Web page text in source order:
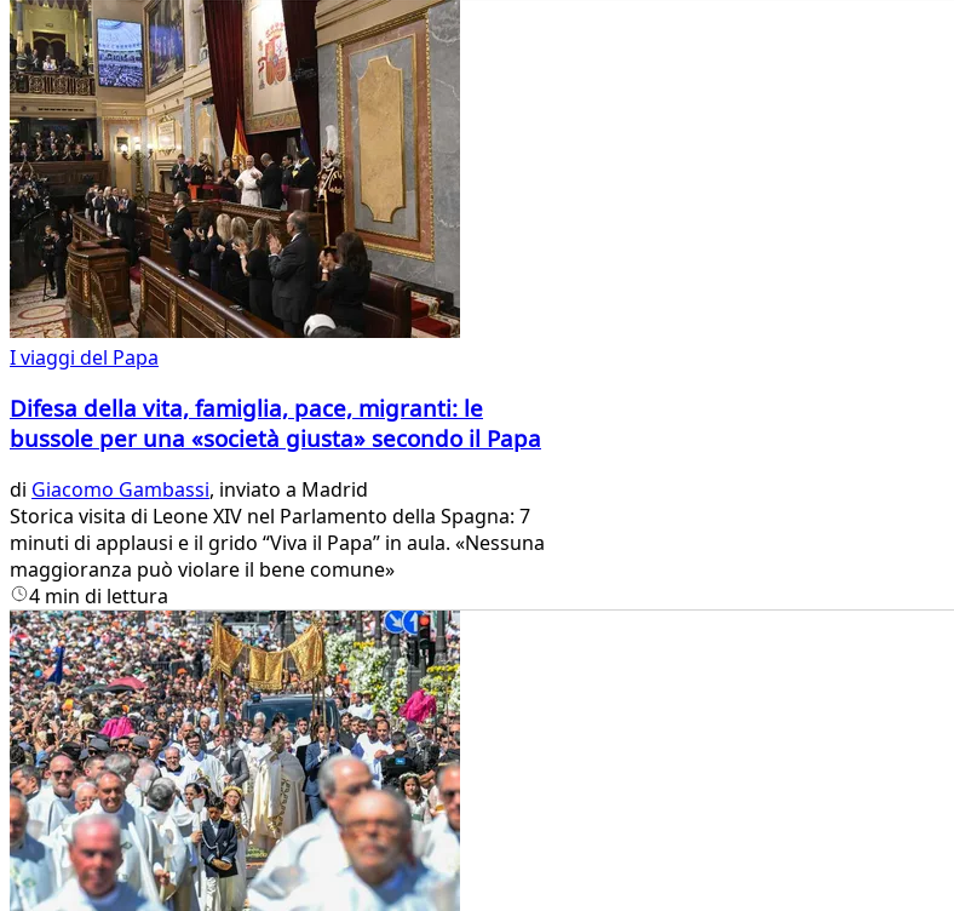
I viaggi del Papa
Difesa della vita, famiglia, pace, migranti: le
bussole per una «società giusta» secondo il Papa
di Giacomo Gambassi, inviato a Madrid
Storica visita di Leone XIV nel Parlamento della Spagna: 7
minuti di applausi e il grido “Viva il Papa” in aula. «Nessuna
maggioranza può violare il bene comune»
4 min di lettura